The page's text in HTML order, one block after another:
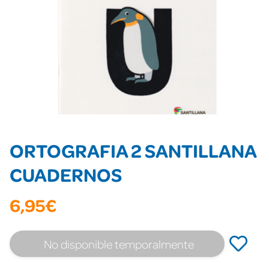
ORTOGRAFIA 2 SANTILLANA
CUADERNOS
6,95€
No disponible temporalmente